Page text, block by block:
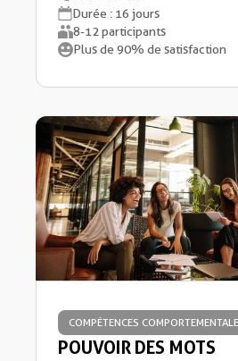
Durée : 16 jours
8-12 participants
Plus de 90% de satisfaction
COMPÉTENCES
POUVOIR DES MOTS